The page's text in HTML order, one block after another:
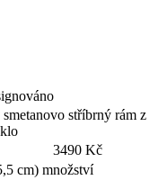
stříbrný rám z
Kč
cm) množství